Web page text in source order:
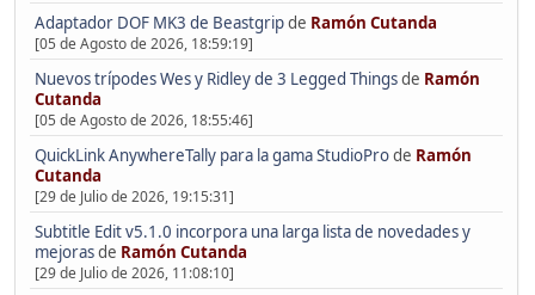
Adaptador DOF MK3 de Beastgripde Ramón Cutanda
[05 de Agosto de 2026, 18:59:19]
Nuevos trípodes Wes y Ridley de 3 Legged Thingsde Ramón
Cutanda
[05 de Agosto de 2026, 18:55:46]
QuickLink AnywhereTally para la gama StudioProde Ramón
Cutanda
[29 de Julio de 2026, 19:15:31]
Subtitle Edit v5.1.0 incorpora una larga lista de novedades y
mejorasde Ramón Cutanda
[29 de Julio de 2026, 11:08:10]